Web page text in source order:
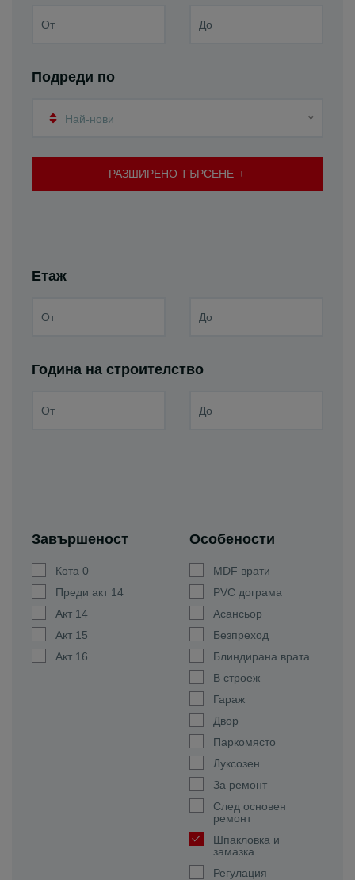
Подреди по
Най-нови
РАЗШИРЕНО ТЪРСЕНЕ
Етаж
Година на строителство
Завършеност
Кота 0
Преди акт 14
Акт 14
Акт 15
Акт 16
Особености
MDF врати
PVC дограма
Асансьор
Безпреход
Блиндирана врата
В строеж
Гараж
Двор
Паркомясто
Луксозен
За ремонт
След основен
ремонт
Шпакловка и
замазка
Регулация